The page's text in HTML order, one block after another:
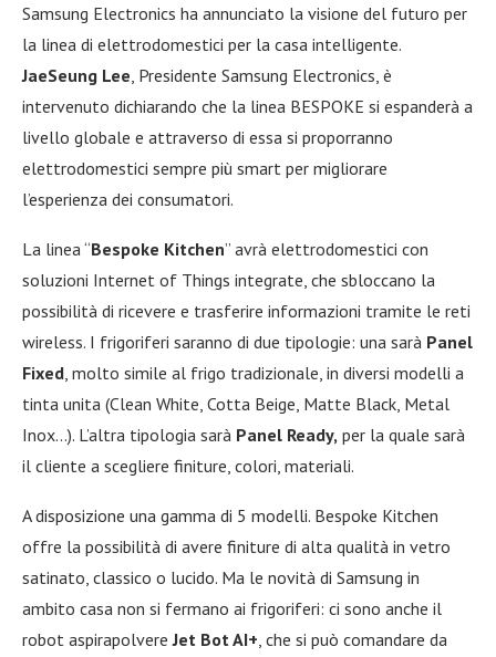
Samsung Electronics ha annunciato la visione del futuro per
la linea di elettrodomestici per la casa intelligente.
JaeSeung Lee , Presidente Samsung Electronics, è
intervenuto dichiarando che la linea BESPOKE si espanderà a
livello globale e attraverso di essa si proporranno
elettrodomestici sempre più smart per migliorare
l’esperienza dei consumatori.
La linea “Bespoke Kitchen” avrà elettrodomestici con
soluzioni Internet of Things integrate, che sbloccano la
possibilità di ricevere e trasferire informazioni tramite le reti
wireless. I frigoriferi saranno di due tipologie: una sarà Panel
Fixed , molto simile al frigo tradizionale, in diversi modelli a
tinta unita (Clean White, Cotta Beige, Matte Black, Metal
Inox…). L’altra tipologia sarà Panel Ready, per la quale sarà
il cliente a scegliere finiture, colori, materiali.
A disposizione una gamma di 5 modelli. Bespoke Kitchen
offre la possibilità di avere finiture di alta qualità in vetro
satinato, classico o lucido. Ma le novità di Samsung in
ambito casa non si fermano ai frigoriferi: ci sono anche il
robot aspirapolvereJet Bot AI+ , che si può comandare da